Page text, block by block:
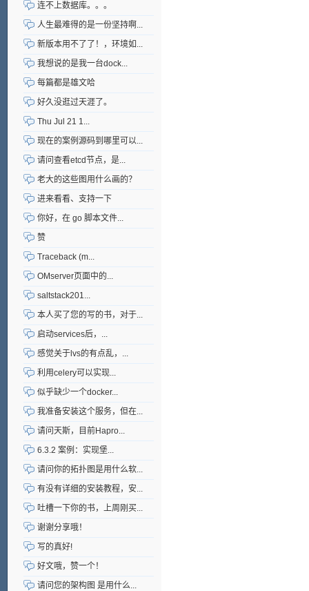
连不上数据库。。。
人生最难得的是一份坚持啊...
新版本用不了了！，环境如...
我想说的是我一台dock...
每篇都是雄文哈
好久没逛过天涯了。
Thu Jul 21 1...
现在的案例源码到哪里可以...
请问查看etcd节点，是...
老大的这些图用什么画的？
进来看看、支持一下
你好，在 go 脚本文件...
赞
Traceback (m...
OMserver页面中的...
saltstack201...
本人买了您的写的书，对于...
启动services后，...
感觉关于lvs的有点乱，...
利用celery可以实现...
似乎缺少一个docker...
我准备安装这个服务，但在...
请问天斯，目前Hapro...
6.3.2 案例：实现堡...
请问你的拓扑图是用什么软...
有没有详细的安装教程，安...
吐槽一下你的书，上周刚买...
谢谢分享哦！
写的真好!
好文哦，赞一个！
请问您的架构图 是用什么...